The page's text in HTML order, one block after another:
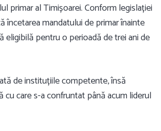
primar al Timișoarei. Conform legislației
încetarea mandatului de primar înainte
pentru o perioadă de trei ani de
de instituțiile competente, însă
cu care s-a confruntat până acum liderul